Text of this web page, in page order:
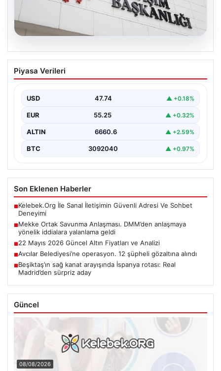
07.08.2026
Mekke Ortak Savunma Anlaşması.
DMM’den anlaşmaya yönelik iddialara
Piyasa Verileri
USD 47.74 ▲ +0.18%
EUR 55.25 ▲ +0.32%
ALTIN 6660.6 ▲ +2.59%
BTC 3092040 ▲ +0.97%
Son Eklenen Haberler
■Kelebek.Org İle Sanal İletişimin Güvenli Adresi Ve Sohbet
Deneyimi
■Mekke Ortak Savunma Anlaşması. DMM’den anlaşmaya
yönelik iddialara yalanlama geldi
■22 Mayıs 2026 Güncel Altın Fiyatları ve Analizi
■Avcılar Belediyesi’ne operasyon. 12 şüpheli gözaltına alındı
■Beşiktaş’ın sağ kanat arayışında İspanya rotası: Real
Madrid’den sürpriz aday
Güncel
08/08/2026